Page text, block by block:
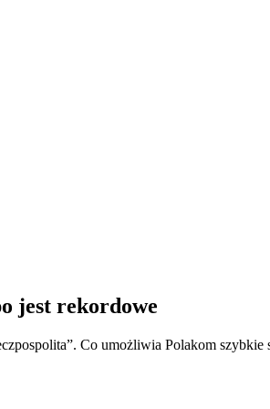
jest rekordowe
Co umożliwia Polakom szybkie